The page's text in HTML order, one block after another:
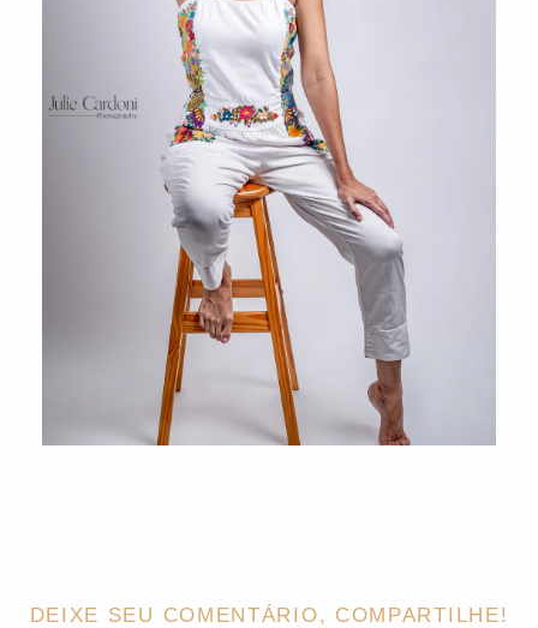
DEIXE SEU COMENTÁRIO, COMPARTILHE!